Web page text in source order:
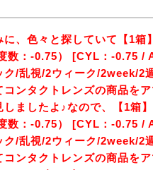
に、色々と探していて【1箱
数：-0.75） [CYL：-0.75 /
ク/乱視/2ウィーク/2week/2
コンタクトレンズの商品を
しましたよ♪なので、【1箱
数：-0.75） [CYL：-0.75 /
ク/乱視/2ウィーク/2week/2
コンタクトレンズの商品を